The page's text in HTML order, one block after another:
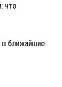
что
ближайшие